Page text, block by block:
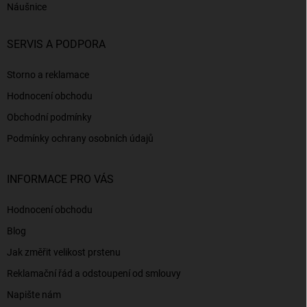
Náušnice
SERVIS A PODPORA
Storno a reklamace
Hodnocení obchodu
Obchodní podmínky
Podmínky ochrany osobních údajů
INFORMACE PRO VÁS
Hodnocení obchodu
Blog
Jak změřit velikost prstenu
Reklamační řád a odstoupení od smlouvy
Napište nám